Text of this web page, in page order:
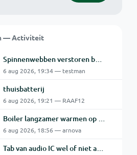
— Activiteit
Spinnenwebben verstoren beeld bewakingscamera's
6 aug 2026, 19:34 — testman
thuisbatterij
6 aug 2026, 19:21 — RAAF12
Boiler langzamer warmen op zonne energie
6 aug 2026, 18:56 — arnova
Tab van audio IC wel of niet aan de GND.